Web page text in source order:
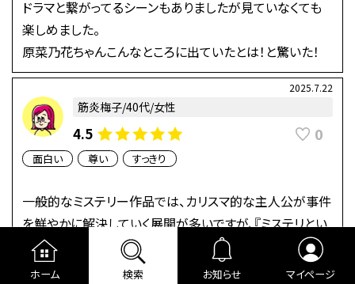
ホーム 検索 お知らせ マイページ
ドラマと繋がってるシーンもありましたが見ていなくても
楽しめました。
原菜乃花ちゃんこんなところに出ていたとは！と驚いた！
2025.7.22
筋炎梅子/40代/女性
4.5 0
面白い 尊い すっきり
一般的なミステリー作品では、カリスマ的な主人公が事件
を鮮やかに解決していく展開が多いですが、『ミステリとい
う勿れ』は少し異なります。主人公は、事件を解決したくて
動いているわけではなく、むしろ「早く家に帰ってカレーが